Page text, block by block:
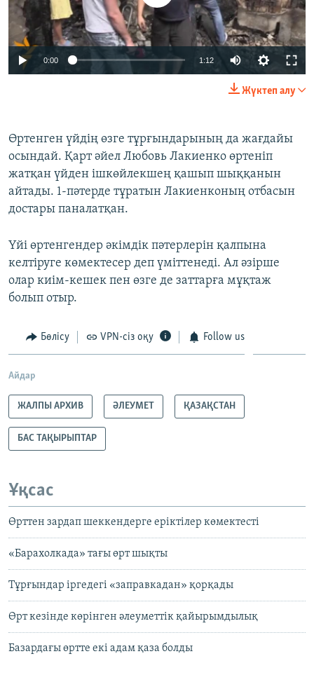
0:00 1:12
Жүктеп алу
Өртенген үйдің өзге тұрғындарының да жағдайы
осындай. Қарт әйел Любовь Лакиенко өртеніп
жатқан үйден ішкөйлекшең қашып шыққанын
айтады. 1-пәтерде тұратын Лакиенконың отбасын
достары паналатқан.
Үйі өртенгендер әкімдік пәтерлерін қалпына
келтіруге көмектесер деп үміттенеді. Ал әзірше
олар киім-кешек пен өзге де заттарға мұқтаж
болып отыр.
Бөлісу VPN-сіз оқу Follow us
Айдар
ЖАЛПЫ АРХИВ ӘЛЕУМЕТ ҚАЗАҚСТАН
БАС ТАҚЫРЫПТАР
Ұқсас
Өрттен зардап шеккендерге еріктілер көмектесті
«Барахолкада» тағы өрт шықты
Тұрғындар іргедегі «заправкадан» қорқады
Өрт кезінде көрінген әлеуметтік қайырымдылық
Базардағы өртте екі адам қаза болды